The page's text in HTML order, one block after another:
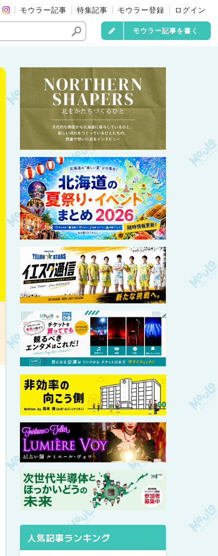
モウラー記事 特集記事 モウラー登録 ログイン
モウラー記事を書く
人気記事ランキング